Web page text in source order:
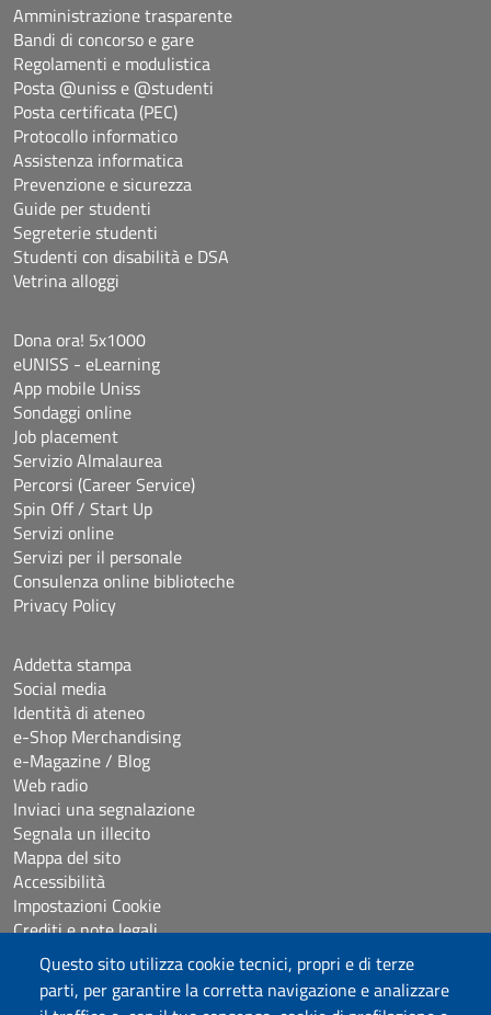
Questo sito utilizza cookie tecnici, propri e di terze
parti, per garantire la corretta navigazione e analizzare
Amministrazione trasparente
Bandi di concorso e gare
Regolamenti e modulistica
Posta @uniss e @studenti
Posta certificata (PEC)
Protocollo informatico
Assistenza informatica
Prevenzione e sicurezza
Guide per studenti
Segreterie studenti
Studenti con disabilità e DSA
Vetrina alloggi
Dona ora! 5x1000
eUNISS - eLearning
App mobile Uniss
Sondaggi online
Job placement
Servizio Almalaurea
Percorsi (Career Service)
Spin Off / Start Up
Servizi online
Servizi per il personale
Consulenza online biblioteche
Privacy Policy
Addetta stampa
Social media
Identità di ateneo
e-Shop Merchandising
e-Magazine / Blog
Web radio
Inviaci una segnalazione
Segnala un illecito
Mappa del sito
Accessibilità
Impostazioni Cookie
Crediti e note legali
Seguici su